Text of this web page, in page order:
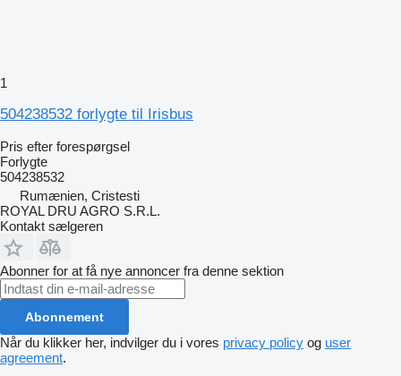
1
504238532 forlygte til Irisbus
Pris efter forespørgsel
Forlygte
504238532
Rumænien, Cristesti
ROYAL DRU AGRO S.R.L.
Kontakt sælgeren
Abonner for at få nye annoncer fra denne sektion
Abonnement
Når du klikker her, indvilger du i vores privacy policy og user
agreement.